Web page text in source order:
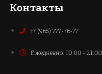
Контакты
+7 (965) 777-76-77
Ежедневно: 10:00 - 21:00